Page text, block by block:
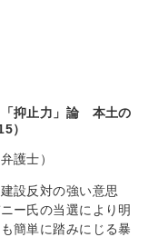
「抑止力」論 本土の
）
護士）
設反対の強い意思
ー氏の当選により明
簡単に踏みにじる暴